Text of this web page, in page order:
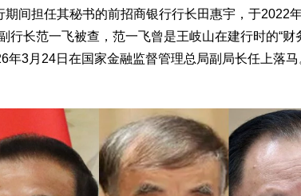
间担任其秘书的前招商银行行长田惠宇，于2022
行长范一飞被查，范一飞曾是王岐山在建行时的“财
年3月24日在国家金融监督管理总局副局长任上落